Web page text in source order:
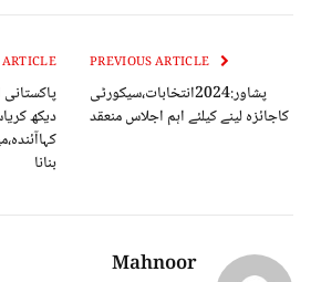
پشاور:2024انتخابات،سیکورٹی
کاجائزہ لینے کیلئے اہم اجلاس منعقد
پاکستانی
دیکھ
بنانا
Mahnoor